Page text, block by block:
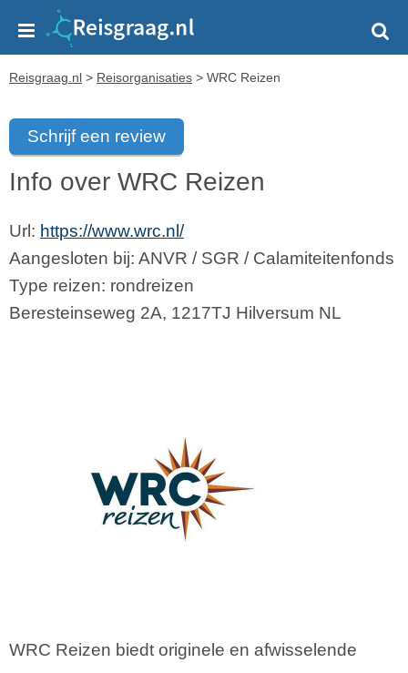
Reisgraag.nl > Reisorganisaties > WRC Reizen
Schrijf een review
Info over WRC Reizen
Url: https://www.wrc.nl/
Aangesloten bij: ANVR / SGR / Calamiteitenfonds
Type reizen: rondreizen
Beresteinseweg 2A, 1217TJ Hilversum NL
WRC Reizen biedt originele en afwisselende